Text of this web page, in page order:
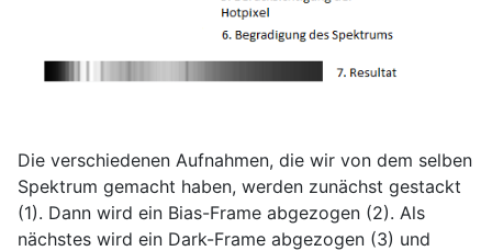
Die verschiedenen Aufnahmen, die wir von dem selben
Spektrum gemacht haben, werden zunächst gestackt
(1). Dann wird ein Bias-Frame abgezogen (2). Als
nächstes wird ein Dark-Frame abgezogen (3) und